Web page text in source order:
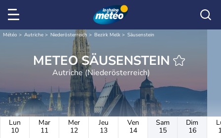
Météo Autriche Niederösterreich Bezirk Melk Säusenstein
METEO SÄUSENSTEIN
Autriche (Niederösterreich)
Lun
10
Mar
11
Mer
12
Jeu
13
Ven
14
Sam
15
Dim
16